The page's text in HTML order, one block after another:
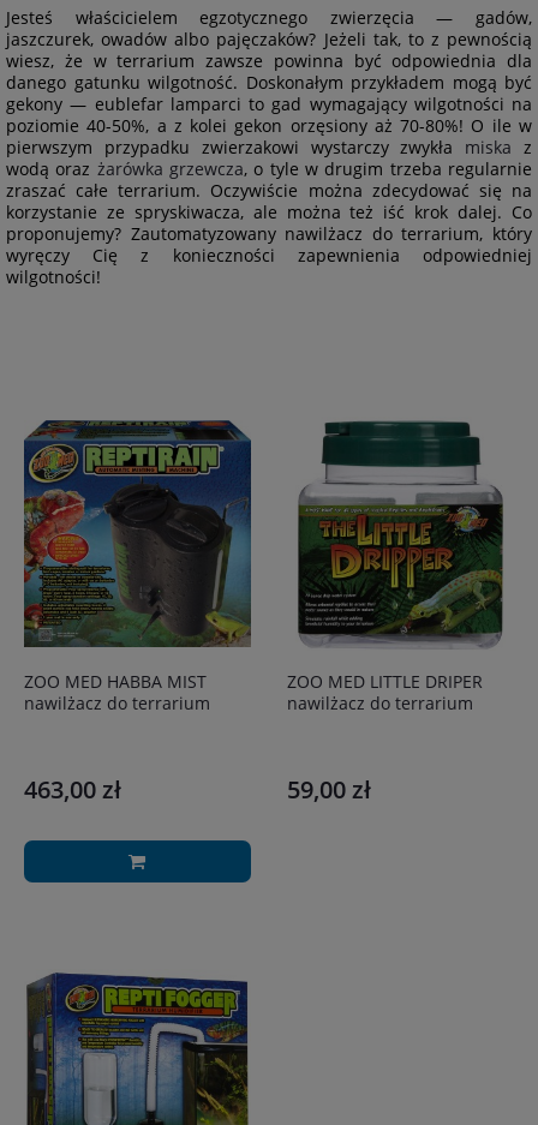
Jesteś właścicielem egzotycznego zwierzęcia — gadów,
jaszczurek, owadów albo pajęczaków? Jeżeli tak, to z pewnością
wiesz, że w terrarium zawsze powinna być odpowiednia dla
danego gatunku wilgotność. Doskonałym przykładem mogą być
gekony — eublefar lamparci to gad wymagający wilgotności na
poziomie 40-50%, a z kolei gekon orzęsiony aż 70-80%! O ile w
pierwszym przypadku zwierzakowi wystarczy zwykła miska z
wodą oraz żarówka grzewcza, o tyle w drugim trzeba regularnie
zraszać całe terrarium. Oczywiście można zdecydować się na
korzystanie ze spryskiwacza, ale można też iść krok dalej. Co
proponujemy? Zautomatyzowany nawilżacz do terrarium, który
wyręczy Cię z konieczności zapewnienia odpowiedniej
wilgotności!
ZOO MED HABBA MIST
nawilżacz do terrarium
463,00 zł
ZOO MED LITTLE DRIPER
nawilżacz do terrarium
59,00 zł